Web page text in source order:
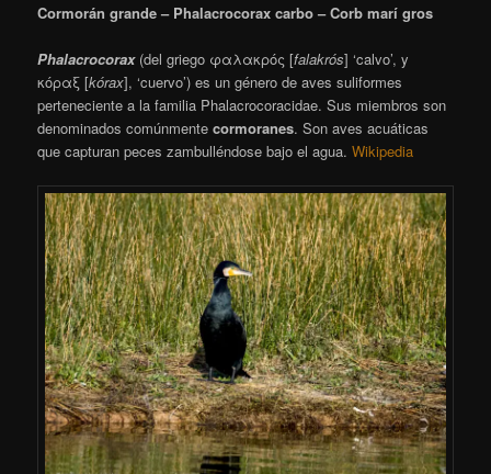
Cormorán grande – Phalacrocorax carbo – Corb marí gros
Phalacrocorax(del griego φαλακρός [falakrós] ‘calvo’, y
κόραξ [kórax], ‘cuervo’) es un género de aves suliformes
perteneciente a la familia Phalacrocoracidae. Sus miembros son
denominados comúnmentecormoranes. Son aves acuáticas
que capturan peces zambulléndose bajo el agua.Wikipedia